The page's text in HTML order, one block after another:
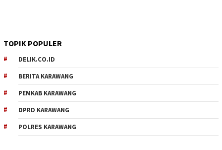
TOPIK POPULER
DELIK.CO.ID
BERITA KARAWANG
PEMKAB KARAWANG
DPRD KARAWANG
POLRES KARAWANG